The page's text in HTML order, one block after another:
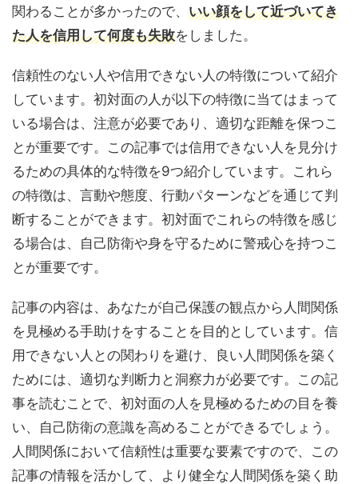
関わることが多かったので、 いい顔をして近づいてき
た人を信用して何度も失敗をしました。
信頼性のない人や信用できない人の特徴について紹介
しています。初対面の人が以下の特徴に当てはまって
いる場合は、注意が必要であり、適切な距離を保つこ
とが重要です。この記事では信用できない人を見分け
るための具体的な特徴を9つ紹介しています。これら
の特徴は、言動や態度、行動パターンなどを通じて判
断することができます。初対面でこれらの特徴を感じ
る場合は、自己防衛や身を守るために警戒心を持つこ
とが重要です。
記事の内容は、あなたが自己保護の観点から人間関係
を見極める手助けをすることを目的としています。信
用できない人との関わりを避け、良い人間関係を築く
ためには、適切な判断力と洞察力が必要です。この記
事を読むことで、初対面の人を見極めるための目を養
い、自己防衛の意識を高めることができるでしょう。
人間関係において信頼性は重要な要素ですので、この
記事の情報を活かして、より健全な人間関係を築く助